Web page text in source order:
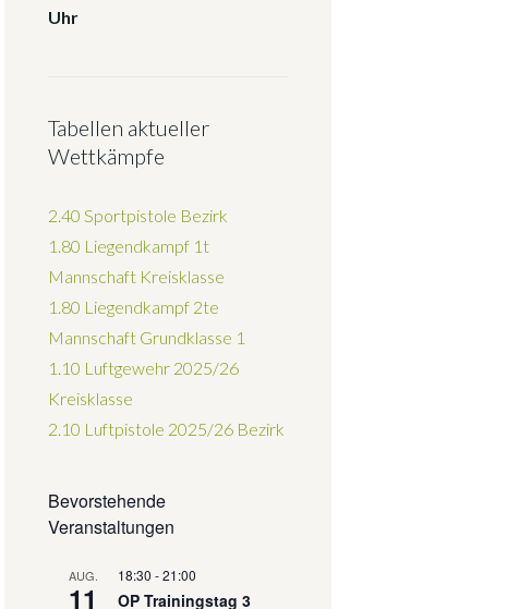
Uhr
Tabellen aktueller
Wettkämpfe
2.40 Sportpistole Bezirk
1.80 Liegendkampf 1t
Mannschaft Kreisklasse
1.80 Liegendkampf 2te
Mannschaft Grundklasse 1
1.10 Luftgewehr 2025/26
Kreisklasse
2.10 Luftpistole 2025/26 Bezirk
Bevorstehende
Veranstaltungen
AUG.
11
18:30 -21:00
OP Trainingstag 3